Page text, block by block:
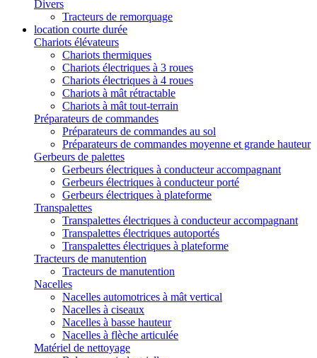
Divers
Tracteurs de remorquage
location courte durée
Chariots élévateurs
Chariots thermiques
Chariots électriques à 3 roues
Chariots électriques à 4 roues
Chariots à mât rétractable
Chariots à mât tout-terrain
Préparateurs de commandes
Préparateurs de commandes au sol
Préparateurs de commandes moyenne et grande hauteur
Gerbeurs de palettes
Gerbeurs électriques à conducteur accompagnant
Gerbeurs électriques à conducteur porté
Gerbeurs électriques à plateforme
Transpalettes
Transpalettes électriques à conducteur accompagnant
Transpalettes électriques autoportés
Transpalettes électriques à plateforme
Tracteurs de manutention
Tracteurs de manutention
Nacelles
Nacelles automotrices à mât vertical
Nacelles à ciseaux
Nacelles à basse hauteur
Nacelles à flèche articulée
Matériel de nettoyage